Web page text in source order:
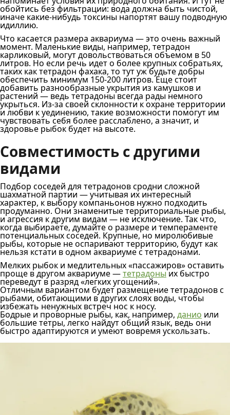
обойтись без фильтрации: вода должна быть чистой,
иначе какие-нибудь токсины напортят вашу подводную
идиллию.
Что касается размера аквариума — это очень важный
момент. Маленькие виды, например, тетрадон
карликовый, могут довольствоваться объемом в 50
литров. Но если речь идет о более крупных собратьях,
таких как тетрадон фахака, то тут уж будьте добры
обеспечить минимум 150-200 литров. Еще стоит
добавить разнообразные укрытия из камушков и
растений — ведь тетрадоны всегда рады немного
укрыться. Из-за своей склонности к охране территории
и любви к уединению, такие возможности помогут им
чувствовать себя более расслаблено, а значит, и
здоровье рыбок будет на высоте.
Совместимость с другими
видами
Подбор соседей для тетрадонов сродни сложной
шахматной партии — учитывая их интересный
характер, к выбору компаньонов нужно подходить
продуманно. Они знаменитые территориальные рыбы,
и агрессия к другим видам — не исключение. Так что,
когда выбираете, думайте о размере и темпераменте
потенциальных соседей. Крупные, но миролюбивые
рыбы, которые не оспаривают территорию, будут как
нельзя кстати в одном аквариуме с тетрадонами.
Мелких рыбок и медлительных «пассажиров» оставить
проще в другом аквариуме —тетрадоныих быстро
переведут в разряд «легких угощений».
Отличным вариантом будет размещение тетрадонов с
рыбами, обитающими в других слоях воды, чтобы
избежать ненужных встреч нос к носу.
Бодрые и проворные рыбы, как, например, данио или
большие тетры, легко найдут общий язык, ведь они
быстро адаптируются и умеют вовремя ускользать.